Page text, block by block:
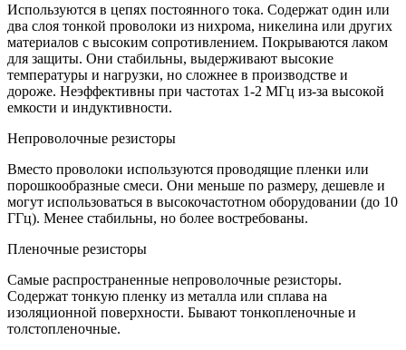
Используются в цепях постоянного тока. Содержат один или
два слоя тонкой проволоки из нихрома, никелина или других
материалов с высоким сопротивлением. Покрываются лаком
для защиты. Они стабильны, выдерживают высокие
температуры и нагрузки, но сложнее в производстве и
дороже. Неэффективны при частотах 1-2 МГц из-за высокой
емкости и индуктивности.
Непроволочные резисторы
Вместо проволоки используются проводящие пленки или
порошкообразные смеси. Они меньше по размеру, дешевле и
могут использоваться в высокочастотном оборудовании (до 10
ГГц). Менее стабильны, но более востребованы.
Пленочные резисторы
Самые распространенные непроволочные резисторы.
Содержат тонкую пленку из металла или сплава на
изоляционной поверхности. Бывают тонкопленочные и
толстопленочные.